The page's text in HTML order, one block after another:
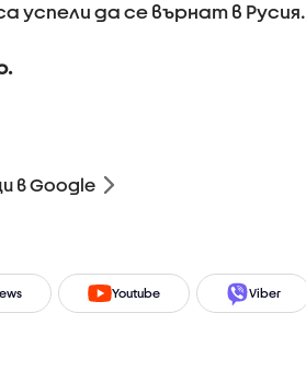
да се върнат в Русия.
в Google
Youtube Viber